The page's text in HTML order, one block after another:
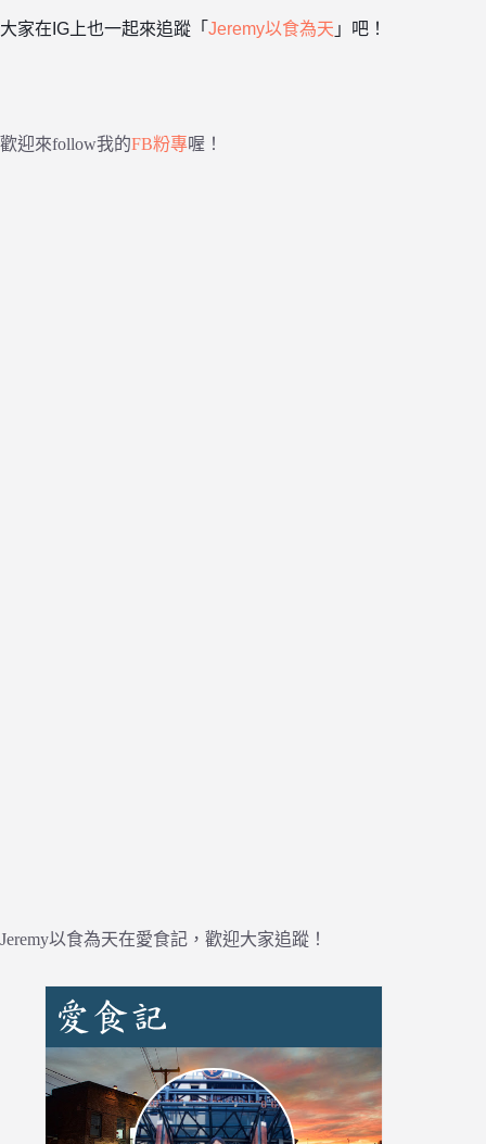
大家在IG上也一起來追蹤「 Jeremy以食為天 」吧！
歡迎來follow我的FB粉專喔！
Jeremy以食為天在愛食記，歡迎大家追蹤！